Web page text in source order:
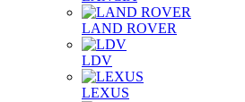
LAND ROVER
LDV
LEXUS